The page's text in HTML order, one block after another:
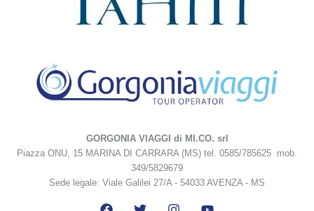
GORGONIA VIAGGI di MI.CO. srl
Piazza ONU, 15 MARINA DI CARRARA (MS) tel. 0585/785625 mob.
349/5829679
Sede legale: Viale Galilei 27/A - 54033 AVENZA - MS